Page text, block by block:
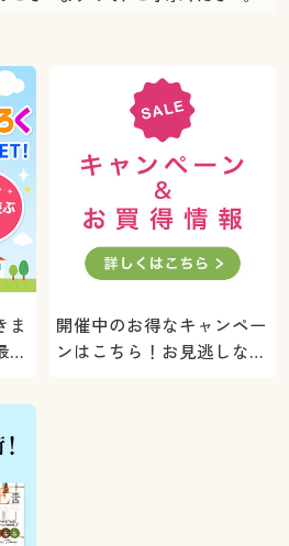
ま
大
開催中のお得なキャンペー
ンはこちら！お見逃しな